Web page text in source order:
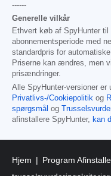
------
Generelle vilkår
Ethvert køb af SpyHunter
abonnementsperiode med
standardpris for
Priserne kan ændres, men
prisændringer.
Alle SpyHunter-versioner er
Privatlivs-/Cookiepolitik og
spørgsmål og
afinstallere SpyHunter,
kan
Hjem Program